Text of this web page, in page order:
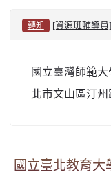
轉知 [資源班輔導員]
國立臺灣師範
北市文山區汀州
國立臺北教育